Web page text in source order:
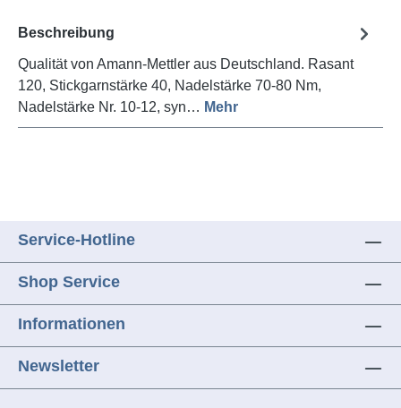
Beschreibung
Qualität von Amann-Mettler aus Deutschland. Rasant
120, Stickgarnstärke 40, Nadelstärke 70-80 Nm,
Nadelstärke Nr. 10-12, syn… Mehr
Service-Hotline
Shop Service
Informationen
Newsletter